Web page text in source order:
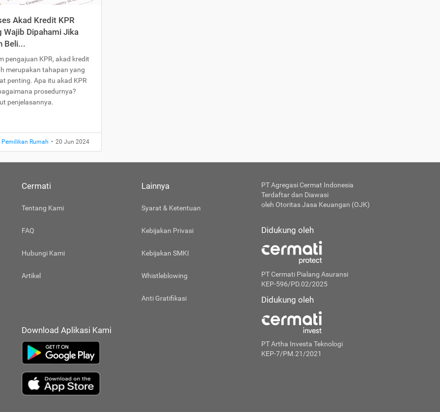
Akad Kredit KPR
Wajib Dipahami Jika
Beli...
pengajuan KPR, akad kredit
merupakan tahapan yang
penting. Apa itu akad KPR
prosedurnya?
penjelasannya.
Pemilikan Rumah • 20 Jun 2024
Cermati
Tentang Kami
FAQ
Hubungi Kami
Artikel
Lainnya
Syarat & Ketentuan
Kebijakan Privasi
Kebijakan SMKI
Whistleblowing
Anti Gratifikasi
Download Aplikasi Kami
PT Agregasi Cermat Indonesia
Terdaftar dan Diawasi
oleh Otoritas Jasa Keuangan (OJK)
Didukung oleh
PT Cermati Pialang Asuransi
KEP-596/PD.02/2025
Didukung oleh
PT Artha Investa Teknologi
KEP-7/PM.21/2021